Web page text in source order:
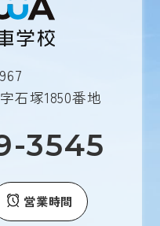
石塚1850番地
3545
営業時間